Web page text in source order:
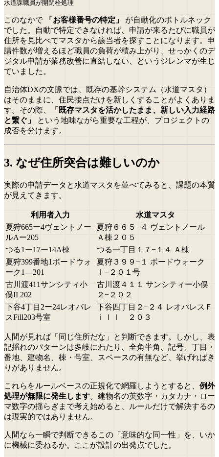
このなかで 「お客様番号の特定」
が自動化のボトルネック
でした。自動で特定できなければ、申請が来るたびに職員が
住所を見比べてマスタから該当者を探すことになります。申
請件数が増えるほど職員の負荷が積み上がり、せっかくのデ
ジタル申請が業務改善に直結しない、というジレンマが生じ
ていました。
自治体DXの文脈では、既存の基幹システム（水道マスタ）
はそのままに、住民接点だけを新しくすることがよくありま
す。その際、
「既存マスタを活かしたまま、新しい入力経路
と繋ぐ」
という地味ながら重要な工程が、プロジェクトの
成否を分けます。
3. なぜ住所突合は難しいのか
実際の申請データと水道マスタを並べてみると、課題の本質
が見えてきます。
利用者入力
水道マスタ
夏狩665ー4ヴェントノー
ルAー205
夏狩６６５−４ ヴェントノール
Ａ棟２０５
つる1ー17ー14A棟
つる一丁目１７−１４ Ａ棟
夏狩399番地1ボードウォ
ーク1―201
夏狩３９９−１ ボードウォーク
Ⅰ−２０１号
古川渡411サンシティ小
俣II 202
古川渡４１１ サンシティー小俣
２−２０２
下谷4丁目2ー24レオパレ
スFill203号室
下谷四丁目２−２４ レオパレスＦ
ｉｌｌ ２０３
人間が見れば「同じ住所だな」と判断できます。しかし、表
記揺れのパターンは多岐にわたり、全角半角、記号、丁目・
番地、建物名、棟・号室、スペースの有無など、挙げればき
りがありません。
これらをルールベースの正規化で網羅しようとすると、 例外
処理が無限に発生します。建物名の英数字・カタカナ・ロー
マ数字の揺らぎまで考え始めると、ルールだけで解決するの
は現実的ではありません。
人間なら一瞬で判断できるこの「意味的な同一性」を、いか
に機械に委ねるか。ここが設計の出発点でした。